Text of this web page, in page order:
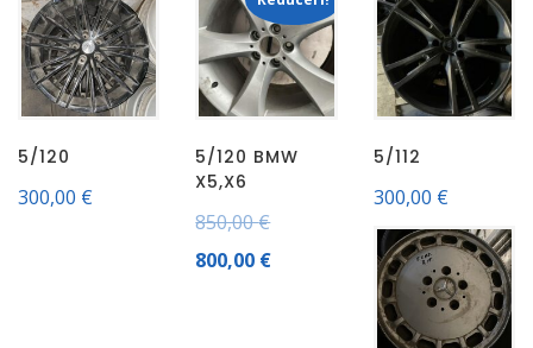
5/120
300,00 €
5/120 BMW
X5,X6
850,00€
800,00 €
5/112
300,00 €